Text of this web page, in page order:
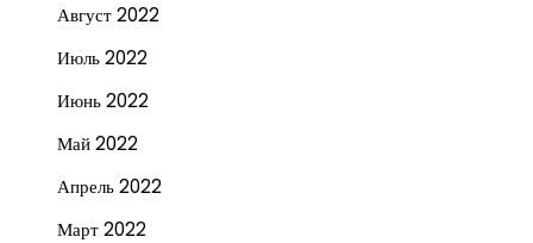
Август 2022
Июль 2022
Июнь 2022
Май 2022
Апрель 2022
Март 2022